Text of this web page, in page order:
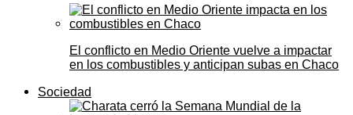
El conflicto en Medio Oriente vuelve a impactar
en los combustibles y anticipan subas en Chaco
Sociedad